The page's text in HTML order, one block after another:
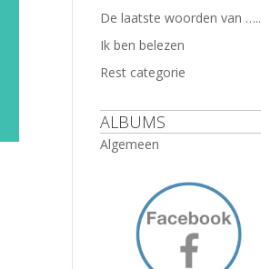
De laatste woorden van …..
Ik ben belezen
Rest categorie
ALBUMS
Algemeen